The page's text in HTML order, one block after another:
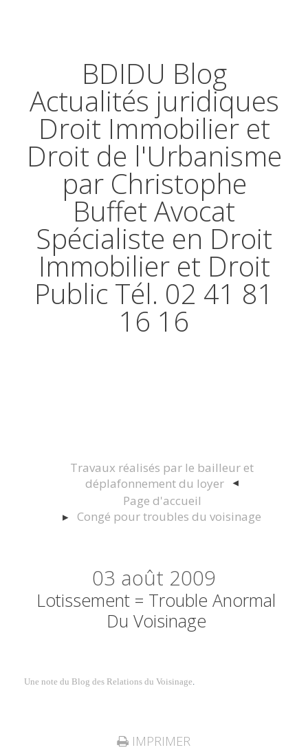
BDIDU Blog
Actualités juridiques
Droit Immobilier et
Droit de l'Urbanisme
par Christophe
Buffet Avocat
Spécialiste en Droit
Immobilier et Droit
Public Tél. 02 41 81
16 16
Travaux réalisés par le bailleur et
déplafonnement du loyer
Page d'accueil
Congé pour troubles du voisinage
03 août 2009
Lotissement = Trouble Anormal
Du Voisinage
Une note du Blog des Relations du Voisinage.
IMPRIMER